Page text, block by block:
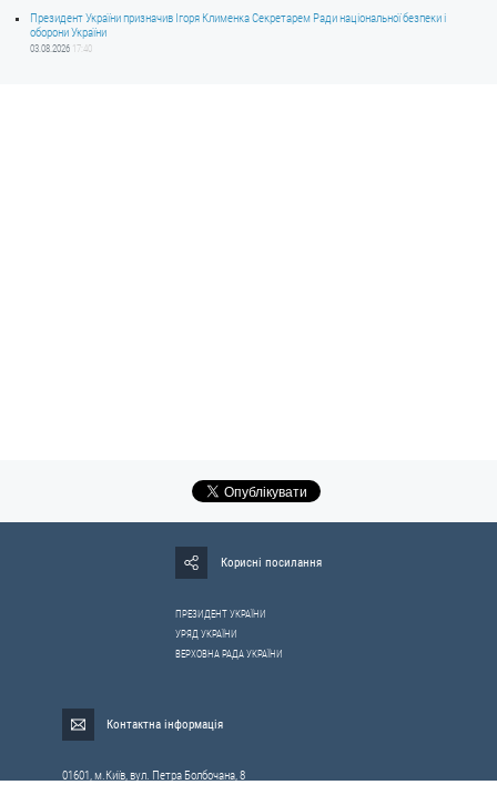
Президент України призначив Ігоря Клименка Секретарем Ради національної безпеки і
оборони України
03.08.2026 17:40
Корисні посилання
ПРЕЗИДЕНТ УКРАЇНИ
УРЯД УКРАЇНИ
ВЕРХОВНА РАДА УКРАЇНИ
Контактна інформація
01601, м.Київ, вул. Петра Болбочана, 8